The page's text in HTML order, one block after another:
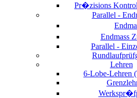
Pr�zisions
Parallel -
Endmass
Parallel -
Lehren
6-Lobe-Lehren